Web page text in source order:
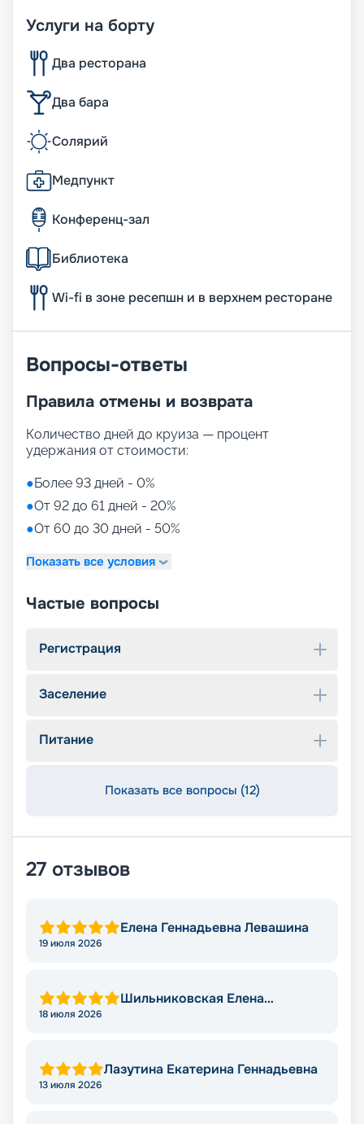
Услуги на борту
Два ресторана
Два бара
Солярий
Медпункт
Конференц-зал
Библиотека
Wi-fi в зоне ресепшн и в верхнем ресторане
Вопросы-ответы
Правила отмены и возврата
Количество дней до круиза — процент
удержания от стоимости:
●Более 93 дней - 0%
●От 92 до 61 дней - 20%
●От 60 до 30 дней - 50%
Показать все условия
Частые вопросы
Регистрация
Заселение
Питание
Показать все вопросы (12)
27 отзывов
Елена Геннадьевна Левашина
19 июля 2026
Шильниковская Елена
18 июля 2026
Лазутина Екатерина Геннадьевна
13 июля 2026